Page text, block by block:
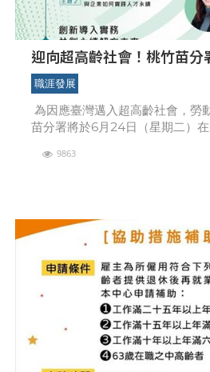
迎向超高齡社會！桃竹苗分
職涯發展
為因應臺灣邁入超高齡社會，勞
苗分署將於6月24日（星期二）
人力運用論壇－中高齡及高齡人才
9863